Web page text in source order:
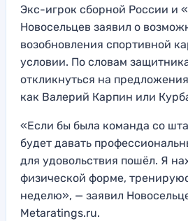
Экс-игрок сборной России и
Новосельцев заявил о
возобновления спортивной
условии. По словам
откликнуться на
как Валерий Карпин или
«Если бы была команда со
будет давать
для удовольствия пошёл. Я
физической форме,
неделю», — заявил
Metaratings.ru.